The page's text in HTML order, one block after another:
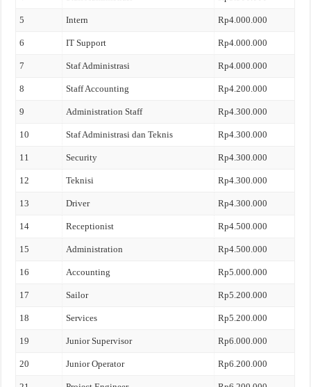
5 Intern Rp4.000.000
6 IT Support Rp4.000.000
7 Staf Administrasi Rp4.000.000
8 Staff Accounting Rp4.200.000
9 Administration Staff Rp4.300.000
10 Staf Administrasi dan Teknis Rp4.300.000
11 Security Rp4.300.000
12 Teknisi Rp4.300.000
13 Driver Rp4.300.000
14 Receptionist Rp4.500.000
15 Administration Rp4.500.000
16 Accounting Rp5.000.000
17 Sailor Rp5.200.000
18 Services Rp5.200.000
19 Junior Supervisor Rp6.000.000
20 Junior Operator Rp6.200.000